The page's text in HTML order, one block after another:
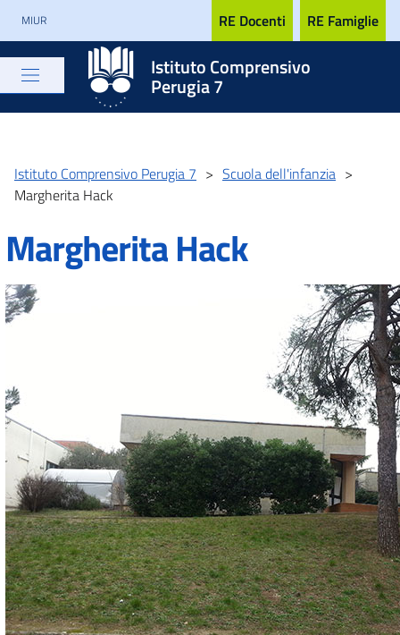
MIUR RE Docenti RE Famiglie
Istituto Comprensivo
Perugia 7
Istituto Comprensivo Perugia 7 > Scuola dell'infanzia >
Margherita Hack
Margherita Hack